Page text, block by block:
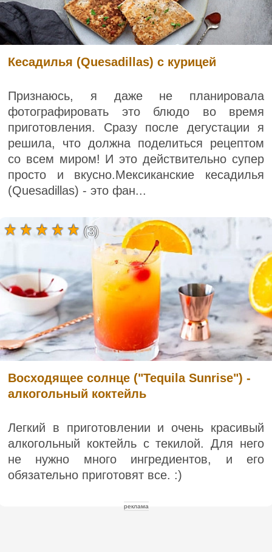
Кесадилья (Quesadillas) с курицей
Признаюсь, я даже не планировала
фотографировать это блюдо во время
приготовления. Сразу после дегустации я
решила, что должна поделиться рецептом
со всем миром! И это действительно супер
просто и вкусно.Мексиканские кесадилья
(Quesadillas) - это фан...
Восходящее солнце ("Tequila Sunrise") -
алкогольный коктейль
Легкий в приготовлении и очень красивый
алкогольный коктейль с текилой. Для него
не нужно много ингредиентов, и его
обязательно приготовят все. :)
(3)
реклама